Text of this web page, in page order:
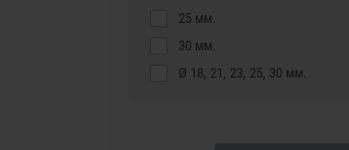
25 мм.
30 мм.
Ø 18, 21, 23, 25, 30 мм.